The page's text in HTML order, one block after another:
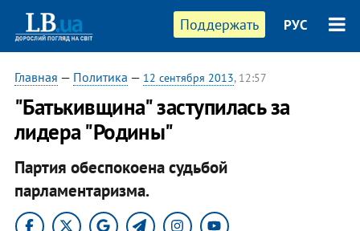
Поддержать РУС
Главная — Политика — 12 сентября 2013, 12:57
"Батькивщина" заступилась за
лидера "Родины"
Партия обеспокоена судьбой
парламентаризма.